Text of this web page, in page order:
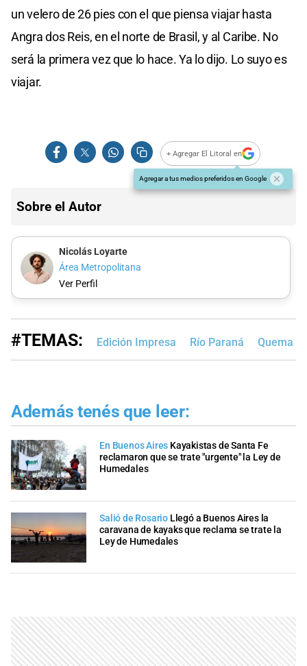
un velero de 26 pies con el que piensa viajar hasta
Angra dos Reis, en el norte de Brasil, y al Caribe. No
será la primera vez que lo hace. Ya lo dijo. Lo suyo es
viajar.
+ Agregar El Litoral en
Agregar a tus medios preferidos en Google
Sobre el Autor
Nicolás Loyarte
Área Metropolitana
Ver Perfil
#TEMAS: Edición Impresa Río Paraná Quema
Además tenés que leer:
En Buenos Aires Kayakistas de Santa Fe
reclamaron que se trate "urgente" la Ley de
Humedales
Salió de Rosario Llegó a Buenos Aires la
caravana de kayaks que reclama se trate la
Ley de Humedales